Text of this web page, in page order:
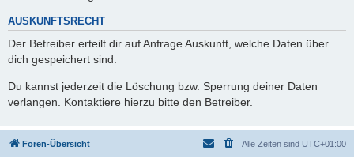
AUSKUNFTSRECHT
Der Betreiber erteilt dir auf Anfrage Auskunft, welche Daten über
dich gespeichert sind.
Du kannst jederzeit die Löschung bzw. Sperrung deiner Daten
verlangen. Kontaktiere hierzu bitte den Betreiber.
Foren-Übersicht Alle Zeiten sind UTC+01:00